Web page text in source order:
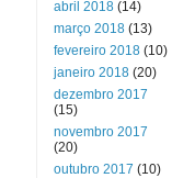
abril 2018 (14)
março 2018 (13)
fevereiro 2018 (10)
janeiro 2018 (20)
dezembro 2017
(15)
novembro 2017
(20)
outubro 2017 (10)